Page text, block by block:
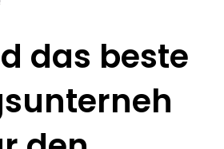
das beste